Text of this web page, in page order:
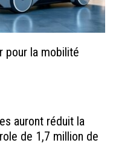
pour la mobilité
auront réduit la
de 1,7 million de